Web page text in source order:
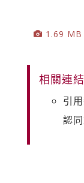
1.69
相關連
引
認